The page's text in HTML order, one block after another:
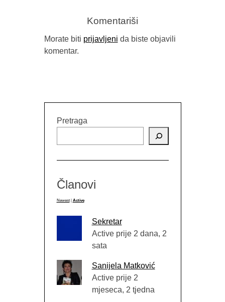
GORAN SARIĆ, “IDILA (NEĆU DA
Komentariši
Morate biti prijavljeni da biste objavili
komentar.
Pretraga
Članovi
Newest Active
Sekretar
Active prije 2 dana, 2
sata
Sanijela Matković
Active prije 2
mjeseca, 2 tjedna